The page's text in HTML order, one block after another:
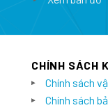
CHÍNH SÁCH
Chính sách
Chính sách